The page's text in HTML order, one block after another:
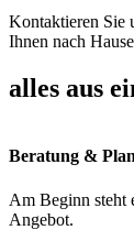
Kontaktieren Sie
Ihnen nach
alles aus
Beratung &
Am Beginn steht
Angebot.